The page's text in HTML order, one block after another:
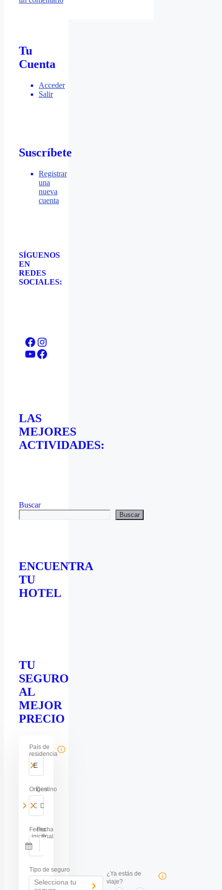
Tu
Cuenta
Acceder
Salir
Suscríbete
Registrar
una
nueva
cuenta
SÍGUENOS
EN
REDES
SOCIALES:
Facebook
Instagram
YouTube
Facebook
LAS
MEJORES
ACTIVIDADES:
Buscar
Buscar
ENCUENTRA
TU
HOTEL
TU
SEGURO
AL
MEJOR
PRECIO
País de
residencia
España
Origen
Destino
Origen del viaje
- Destino del viaje
Fecha
inicio
Fecha
final
Navigate
forward
to
interact
Navigate
backward
to
interact
Tipo de seguro
Selecciona tu
¿Ya estás de
viaje?